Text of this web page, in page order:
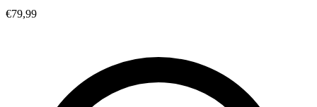
€79,99